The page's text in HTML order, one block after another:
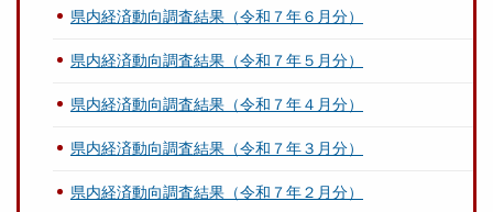
県内経済動向調査結果（令和７年６月分）
県内経済動向調査結果（令和７年５月分）
県内経済動向調査結果（令和７年４月分）
県内経済動向調査結果（令和７年３月分）
県内経済動向調査結果（令和７年２月分）